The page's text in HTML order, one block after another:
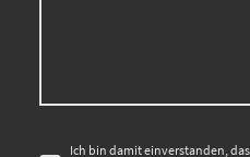
Ich bin damit einverstanden,